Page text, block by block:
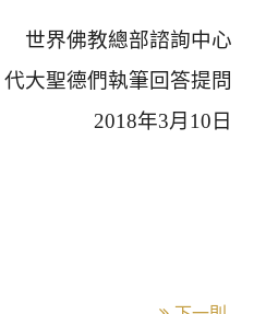
世界佛教總部諮詢中心
代大聖德們執筆回答提問
2018年3月 10 日